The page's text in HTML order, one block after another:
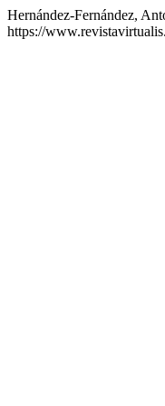
Hernández-Fernández,
https://